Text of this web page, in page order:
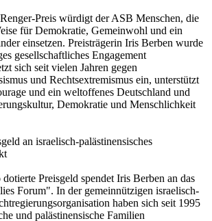
Preis würdigt der ASB Menschen, die
für Demokratie, Gemeinwohl und ein
einsetzen. Preisträgerin Iris Berben wurde
gesellschaftliches Engagement
sich seit vielen Jahren gegen
und Rechtsextremismus ein, unterstützt
und ein weltoffenes Deutschland und
Demokratie und Menschlichkeit
an israelisch-palästinensisches
Preisgeld spendet Iris Berben an das
Forum". In der gemeinnützigen israelisch-
haben sich seit 1995
und palästinensische Familien